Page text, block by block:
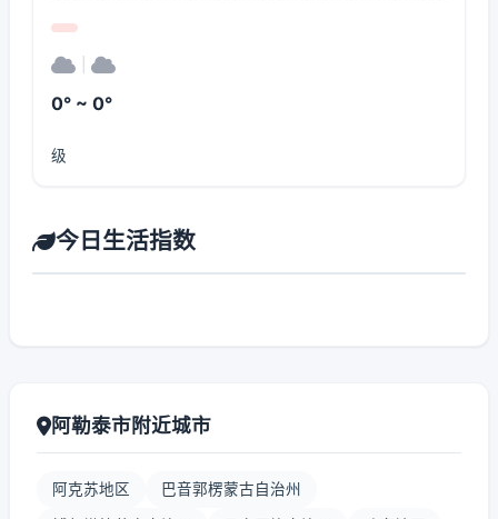
0° ~ 0°
级
今日生活指数
阿勒泰市附近城市
阿克苏地区 巴音郭楞蒙古自治州